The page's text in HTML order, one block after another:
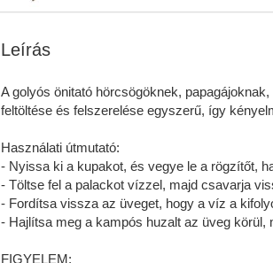
Leírás
A golyós önitató hörcsögöknek,
feltöltése és felszerelése egyszerű, így
Használati útmutató:
- Nyissa ki a kupakot, és vegye le a rögzítőt,
- Töltse fel a palackot vízzel, majd csavarja
- Fordítsa vissza az üveget, hogy a víz a
- Hajlítsa meg a kampós huzalt az üveg körül,
FIGYELEM: